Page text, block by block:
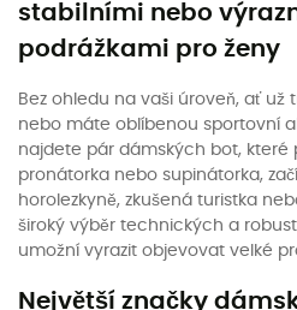
stabilními nebo
podrážkami pro ženy
Bez ohledu na vaši úroveň, ať už
nebo máte oblíbenou sportovní
najdete pár dámských bot, které
pronátorka nebo supinátorka,
horolezkyně, zkušená turistka
široký výběr technických a
umožní vyrazit objevovat velké
Největší značky